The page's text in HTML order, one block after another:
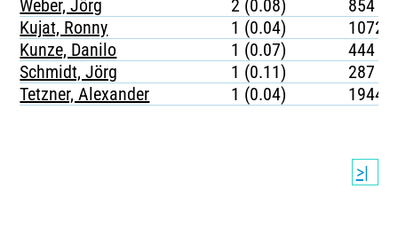
Weber, Jörg
2 (0.08)
854
Kujat, Ronny
1 (0.04)
1072
Kunze, Danilo
1 (0.07)
444
Schmidt, Jörg
1 (0.11)
287
Tetzner, Alexander
1 (0.04) 1944
>|